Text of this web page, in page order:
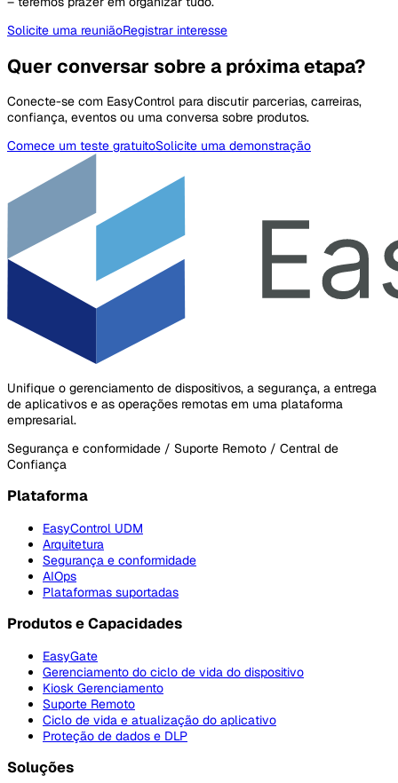
Solicite uma reuniãoRegistrar interesse
Quer conversar sobre a próxima etapa?
Conecte-se com EasyControl para discutir parcerias, carreiras,
confiança, eventos ou uma conversa sobre produtos.
Comece um teste gratuitoSolicite uma demonstração
Unifique o gerenciamento de dispositivos, a segurança, a entrega
de aplicativos e as operações remotas em uma plataforma
empresarial.
Segurança e conformidade / Suporte Remoto / Central de
Confiança
Plataforma
EasyControl UDM
Arquitetura
Segurança e conformidade
AIOps
Plataformas suportadas
Produtos e Capacidades
EasyGate
Gerenciamento do ciclo de vida do dispositivo
Kiosk Gerenciamento
Suporte Remoto
Ciclo de vida e atualização do aplicativo
Proteção de dados e DLP
Soluções